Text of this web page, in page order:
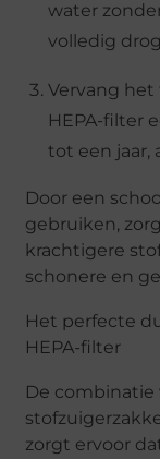
water
volledig
Vervang
HEPA-filter
tot een jaar,
Door een
gebruiken,
krachtigere
schonere en
Het perfecte
HEPA-filter
De combinatie
zorgt ervoor